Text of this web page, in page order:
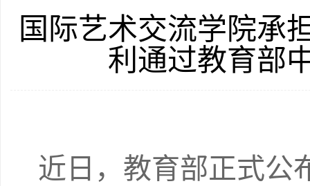
国际艺术交流学院承
利通过教育部
近日，教育部正式公